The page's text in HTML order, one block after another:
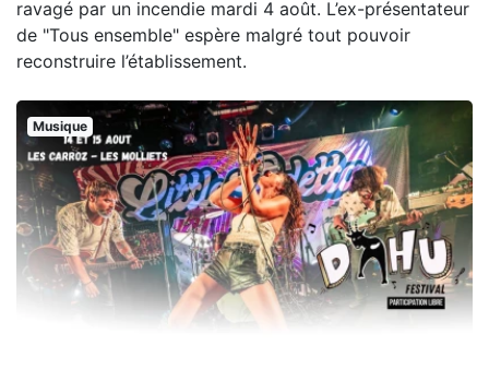
ravagé par un incendie mardi 4 août. L’ex-présentateur
de "Tous ensemble" espère malgré tout pouvoir
reconstruire l’établissement.
Musique